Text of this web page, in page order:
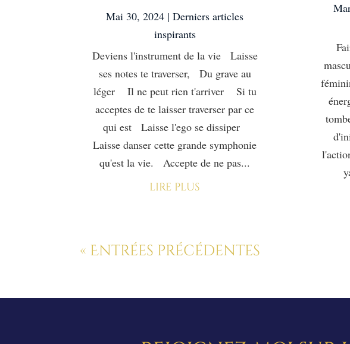
Mai 30, 2024 |Derniers articles
inspirants
Deviens l'instrument de la vie Laisse
ses notes te traverser, Du grave au
léger Il ne peut rien t'arriver Si tu
acceptes de te laisser traverser par ce
qui est Laisse l'ego se dissiper
Laisse danser cette grande symphonie
qu'est la vie. Accepte de ne pas...
lire plus
« Entrées précédentes